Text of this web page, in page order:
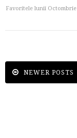
Favoritele lunii Octombrie
NEWER POSTS